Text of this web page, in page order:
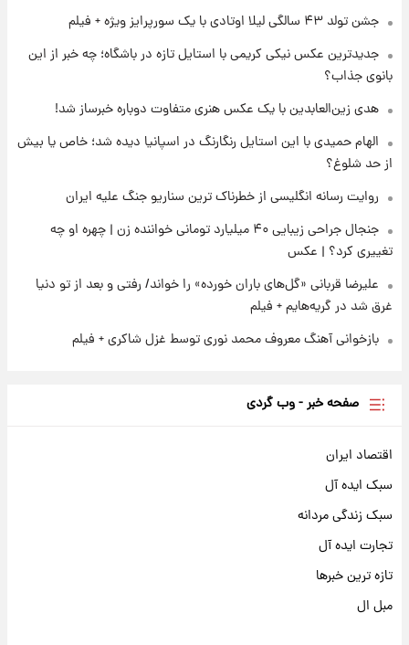
برای اولین بار؛ انتشار تصاویری از رهبر جدید
تصاویر عمامه بستن به شیوه خاتمی/ویدیو
جشن تولد ۴۳ سالگی لیلا اوتادی با یک سورپرایز ویژه + فیلم
جدیدترین عکس نیکی کریمی با استایل تازه در باشگاه؛ چه خبر از این
بانوی جذاب؟
هدی زین‌العابدین با یک عکس هنری متفاوت دوباره خبرساز شد!
الهام حمیدی با این استایل رنگارنگ در اسپانیا دیده شد؛ خاص یا بیش
از حد شلوغ؟
روایت رسانه انگلیسی از خطرناک ترین سناریو جنگ علیه ایران
جنجال جراحی زیبایی ۴۰ میلیارد تومانی خواننده زن | چهره او چه
تغییری کرد؟ | عکس
علیرضا قربانی «گل‌های باران خورده» را خواند/ رفتی و بعد از تو دنیا
غرق شد در گریه‌هایم + فیلم
بازخوانی آهنگ معروف محمد نوری توسط غزل شاکری + فیلم
صفحه خبر - وب گردی
اقتصاد ایران
سبک ایده آل
سبک زندگی مردانه
تجارت ایده آل
تازه ترین خبرها
مبل ال